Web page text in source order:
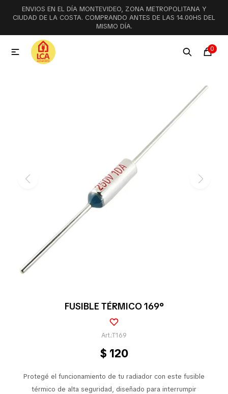
ENVIOS EN EL DÍA MONTEVIDEO, ZONA METROPOLITANA Y
CIUDAD DE LA COSTA. COMPRANDO ANTES DE LAS 14.00HS DEL
MISMO DÍA.
0

FUSIBLE TÉRMICO 169°
T169
$ 120
Protegé el funcionamiento de tu radiador con este fusible
térmico de alta seguridad, diseñado para interrumpir
MI CUENTA
Menú
Refrigeración
Pequeños electrodomésticos